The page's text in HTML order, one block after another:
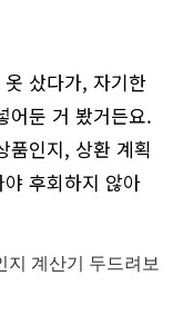
샀다가, 자기한
어둔 거 봤거든요.
품인지, 상환 계획
후회하지 않아
지 계산기 두드려보